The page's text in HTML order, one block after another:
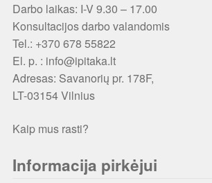
Darbo laikas: I-V 9.30 – 17.00
Konsultacijos darbo valandomis
Tel.: +370 678 55822
El. p. : info@ipitaka.lt
Adresas: Savanorių pr. 178F,
LT-03154 Vilnius
Kaip mus rasti?
Informacija pirkėjui